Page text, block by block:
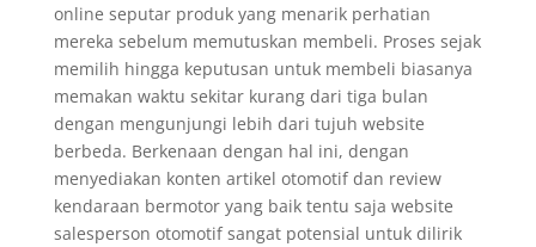
online seputar produk yang menarik perhatian
mereka sebelum memutuskan membeli. Proses sejak
memilih hingga keputusan untuk membeli biasanya
memakan waktu sekitar kurang dari tiga bulan
dengan mengunjungi lebih dari tujuh website
berbeda. Berkenaan dengan hal ini, dengan
menyediakan konten artikel otomotif dan review
kendaraan bermotor yang baik tentu saja website
salesperson otomotif sangat potensial untuk dilirik